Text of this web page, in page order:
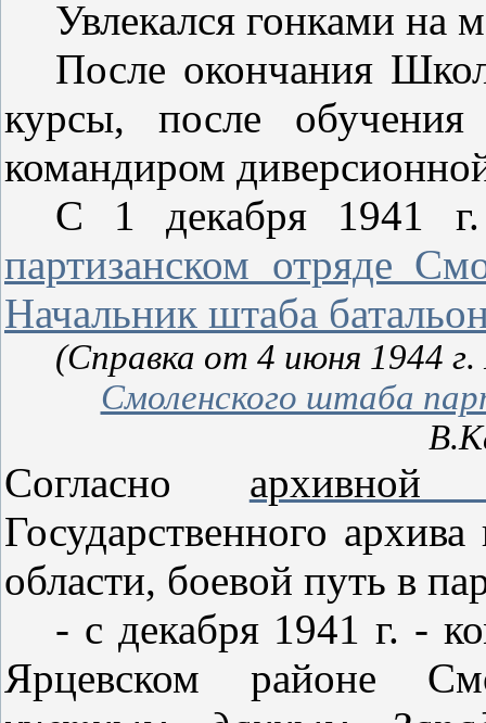
Увлекался гонками на
После окончания
курсы, после
командиром
C 1 декабря 1941
партизанском отряде
Начальник штаба
(Справка от 4 июня 1944
Смоленского штаба
Согласно архивной
Государственного
области, боевой путь в
- с декабря 1941 г. -
Ярцевском районе